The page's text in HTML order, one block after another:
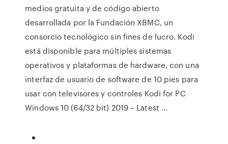
medios gratuita y de código abierto
desarrollada por la Fundación XBMC, un
consorcio tecnológico sin fines de lucro. Kodi
está disponible para múltiples sistemas
operativos y plataformas de hardware, con una
interfaz de usuario de software de 10 pies para
usar con televisores y controles Kodi for PC
Windows 10 (64/32 bit) 2019 – Latest …